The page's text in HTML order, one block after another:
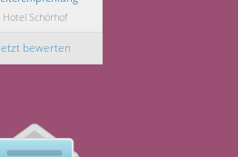
Hotel Schörhof
Jetzt bewerten